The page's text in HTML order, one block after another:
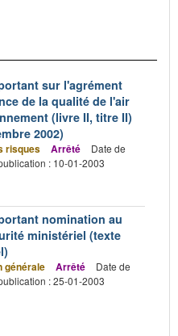
sur l'agrément
de la qualité de l'air
(livre II, titre II)
2002)
risques Arrêté
Date de
: 10-01-2003
nomination au
ministériel (texte
générale Arrêté
Date de
: 25-01-2003